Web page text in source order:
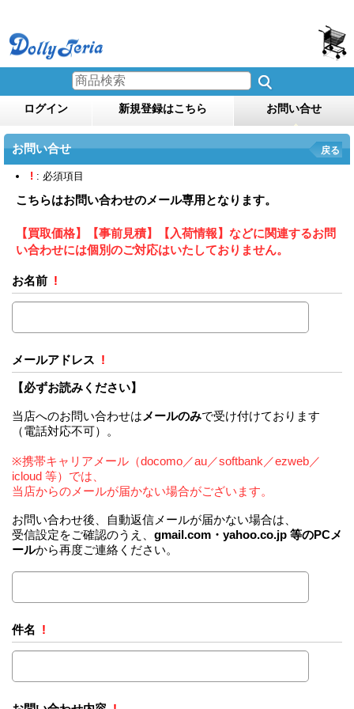
ログイン 新規登録はこちら お問い合せ
お問い合せ 戻る
! : 必須項目
こちらはお問い合わせのメール専用となります。
【買取価格】【事前見積】【入荷情報】などに関連するお問
い合わせには個別のご対応はいたしておりません。
お名前 !
メールアドレス !
【必ずお読みください】
当店へのお問い合わせは メールのみで受け付けております
（電話対応不可）。
※携帯キャリアメール（docomo／au／softbank／ezweb／
icloud 等）では、
当店からのメールが届かない場合がございます。
お問い合わせ後、自動返信メールが届かない場合は、
受信設定をご確認のうえ、 gmail.com・yahoo.co.jp 等のPCメ
ールから再度ご連絡ください。
件名 !